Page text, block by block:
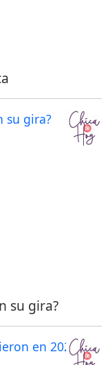
su gira?